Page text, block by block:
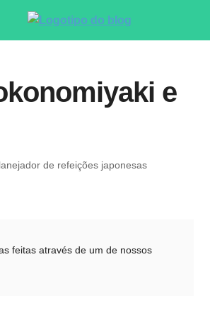
e
de refeições japonesas
feitas através de um de nossos